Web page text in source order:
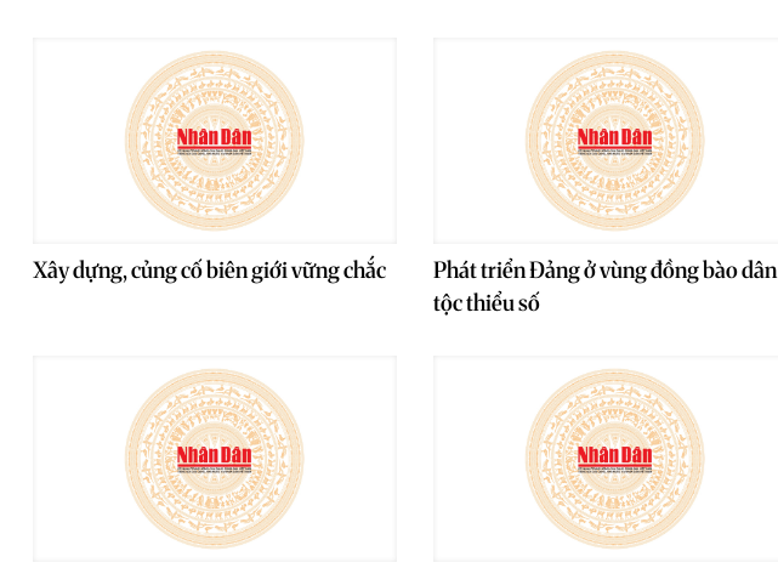
Xây dựng, củng cố biên giới vững chắc
Phát triển Đảng ở vùng đồng bào dân
tộc thiểu số